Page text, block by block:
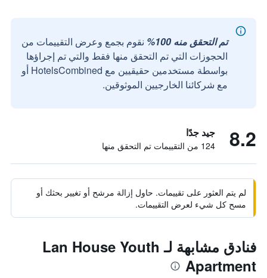
تم التحقق منه 100%
نقوم بجمع وعرض التقييمات من
الحجوزات التي تم التحقق منها فقط والتي تم إجراؤها
بواسطة مستخدمين حقيقيين مع HotelsCombined أو
مع شركائنا الخارجيين الموثوقين.
8.2 جيد جدًا
124 من التقييمات تم التحقق منها
لم يتم العثور على تقييمات. حاول إزالة مرشح أو تغيير بحثك أو
مسح كل شيء لعرض التقييمات.
فنادق مشابهة لـ Lan House Youth
Apartment